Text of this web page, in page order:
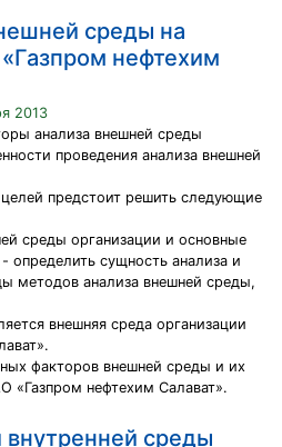
среды на
нефтехим
2013
анализа внешней среды
проведения анализа внешней
предстоит решить следующие
среды организации и основные
сущность анализа и
методов анализа внешней среды,
внешняя среда организации
факторов внешней среды и их
«Газпром нефтехим Салават».
среды